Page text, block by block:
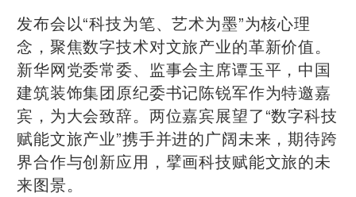
发布会以“科技为笔、艺术为墨”为核心理
念，聚焦数字技术对文旅产业的革新价值。
新华网党委常委、监事会主席谭玉平，中国
建筑装饰集团原纪委书记陈锐军作为特邀嘉
宾，为大会致辞。两位嘉宾展望了“数字科技
赋能文旅产业”携手并进的广阔未来，期待跨
界合作与创新应用，擘画科技赋能文旅的未
来图景。